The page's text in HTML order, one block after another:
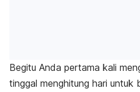
Begitu Anda pertama kali
tinggal menghitung hari untuk